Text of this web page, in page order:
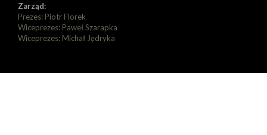
Zarząd:
Prezes: Piotr Florek
Wiceprezes: Paweł Szarapka
Wiceprezes: Michał Jędryka